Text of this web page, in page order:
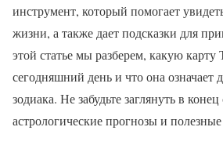
инструмент, который помогает
жизни, а также дает подсказки для
этой статье мы разберем, какую карту
сегодняшний день и что она означает
зодиака. Не забудьте заглянуть в
астрологические прогнозы и